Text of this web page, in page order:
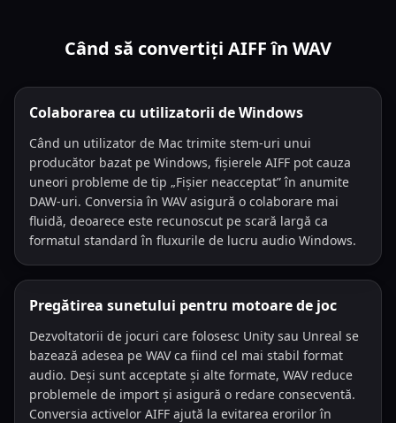
Când să convertiți AIFF în WAV
Colaborarea cu utilizatorii de Windows
Când un utilizator de Mac trimite stem-uri unui
producător bazat pe Windows, fișierele AIFF pot cauza
uneori probleme de tip „Fișier neacceptat” în anumite
DAW-uri. Conversia în WAV asigură o colaborare mai
fluidă, deoarece este recunoscut pe scară largă ca
formatul standard în fluxurile de lucru audio Windows.
Pregătirea sunetului pentru motoare de joc
Dezvoltatorii de jocuri care folosesc Unity sau Unreal se
bazează adesea pe WAV ca fiind cel mai stabil format
audio. Deși sunt acceptate și alte formate, WAV reduce
problemele de import și asigură o redare consecventă.
Conversia activelor AIFF ajută la evitarea erorilor în